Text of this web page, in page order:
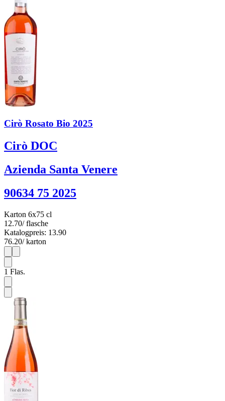
Cirò Rosato Bio 2025
Cirò DOC
Azienda Santa Venere
90634 75 2025
Karton 6x75 cl
12.70/ flasche
Katalogpreis: 13.90
76.20/ karton
1
1 Flas.